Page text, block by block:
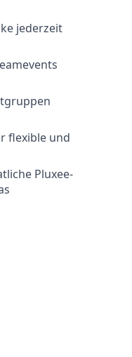
jederzeit
flexible und
Pluxee-